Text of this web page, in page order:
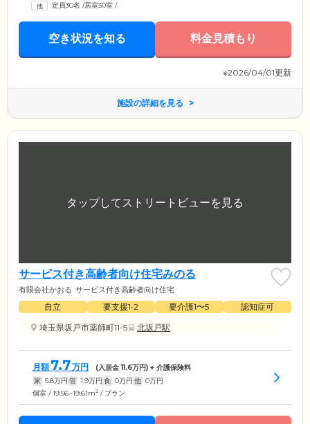
定員30名 /居室30室 /
空き状況を知る 料金見積もり
※2026/04/01更新
施設の詳細を見る
サービス付き高齢者向け住宅みのる
有限会社かおる サービス付き高齢者向け住宅
自立 要支援1•2 要介護1〜5
認知症可
埼玉県坂戸市薬師町11-5
北坂戸駅
月額 7.7万円 (入居金11.6万円) + 介護保険料
家 5.8万円 管 1.9万円 食 0万円 他 0万円
個室 / 19.56~19.61m2 / プラン